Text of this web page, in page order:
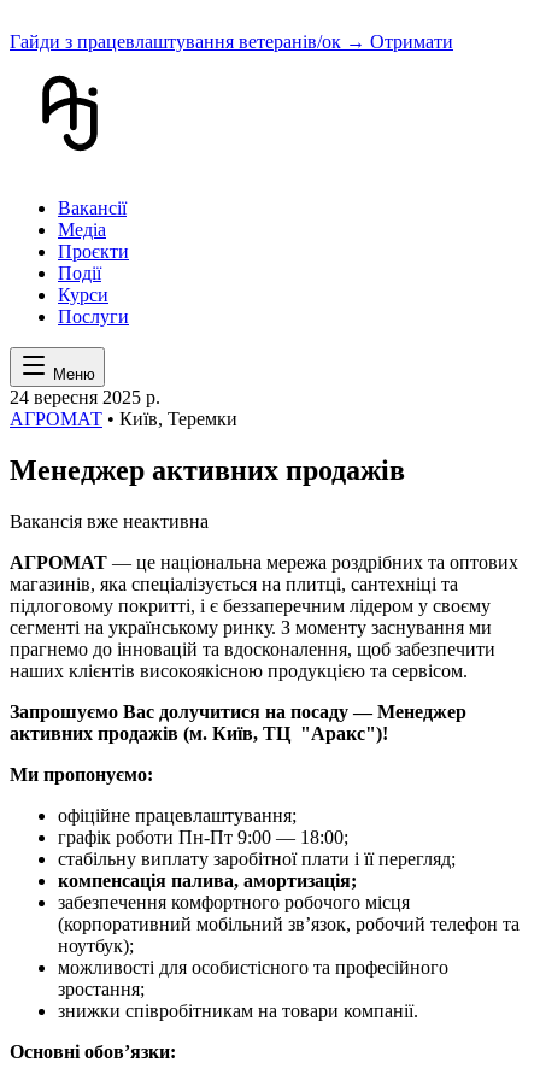
Гайди з працевлаштування ветеранів/ок → Отримати
Вакансії
Медіа
Проєкти
Події
Курси
Послуги
Меню
24 вересня 2025 р.
АГРОМАТ • Київ, Теремки
Менеджер активних продажів
Вакансія вже неактивна
АГРОМАТ — це національна мережа роздрібних та оптових
магазинів, яка спеціалізується на плитці, сантехніці та
підлоговому покритті, і є беззаперечним лідером у своєму
сегменті на українському ринку. З моменту заснування ми
прагнемо до інновацій та вдосконалення, щоб забезпечити
наших клієнтів високоякісною продукцією та сервісом.
Запрошуємо Вас долучитися на посаду — Менеджер
активних продажів (м. Київ, ТЦ "Аракс")!
Ми пропонуємо:
офіційне працевлаштування;
графік роботи Пн-Пт 9:00 — 18:00;
стабільну виплату заробітної плати і її перегляд;
компенсація палива, амортизація;
забезпечення комфортного робочого місця
(корпоративний мобільний звʼязок, робочий телефон та
ноутбук);
можливості для особистісного та професійного
зростання;
знижки співробітникам на товари компанії.
Основні обовʼязки: